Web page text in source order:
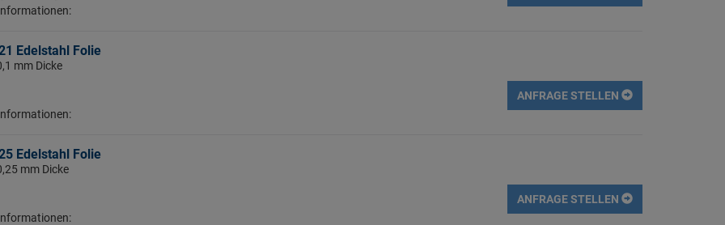
Edelstahl Folie
mm Dicke
ANFRAGE STELLEN
Edelstahl Folie
mm Dicke
ANFRAGE STELLEN